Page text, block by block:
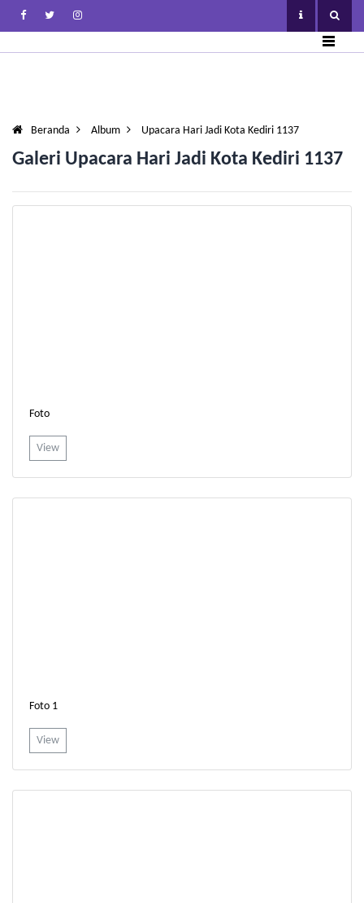
Beranda Album Upacara Hari Jadi Kota Kediri 1137
Galeri Upacara Hari Jadi Kota Kediri 1137
Foto
View
Foto 1
View